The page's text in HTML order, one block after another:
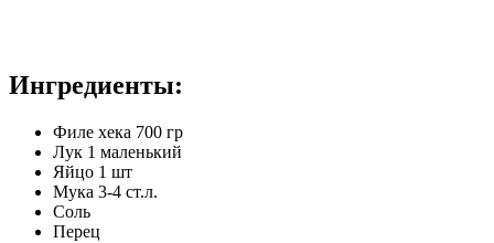
Ингредиенты:
Филе хека 700 гр
Лук 1 маленький
Яйцо 1 шт
Мука 3-4 ст.л.
Соль
Перец